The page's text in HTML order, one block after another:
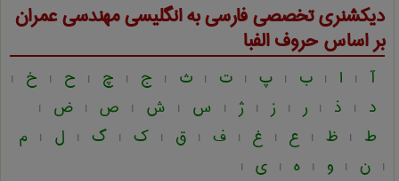
دیکشنری تخصصی فارسی به انگلیسیمهندسی عمران
بر اساس حروف الفبا
آ | ا | ب | پ | ت | ث | ج | چ | ح | خ |
د | ذ | ر | ز | ژ | س | ش | ص | ض |
ط | ظ | ع | غ | ف | ق | ک | گ | ل | م
| ن | و | ه | ی |